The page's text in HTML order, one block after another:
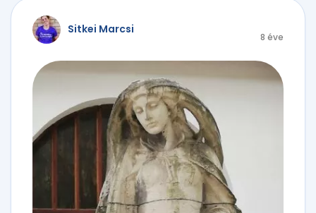
Sitkei Marcsi
8 éve